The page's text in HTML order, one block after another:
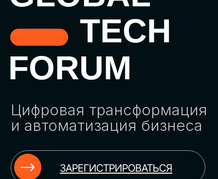
FORUM
Цифровая трансформация
и автоматизация бизнеса
ЗАРЕГИСТРИРОВАТЬСЯ
ИСКУССТВЕННЫЙ ИНТЕЛЛЕКТ
ЦИФРОВИЗАЦИЯ
ИМПОРТОЗАМЕЩЕНИЕ